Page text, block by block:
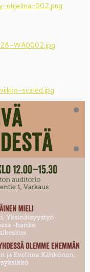
ohjelma-002.png
WA0002.jpg
scaled.jpg